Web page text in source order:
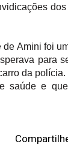
Amini foi
para
da
saúde e